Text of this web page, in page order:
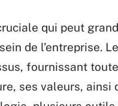
qui peut
de l’entreprise.
fournissant
ses valeurs, ainsi